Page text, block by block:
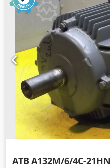
ATB A132M/6/4C-21HN